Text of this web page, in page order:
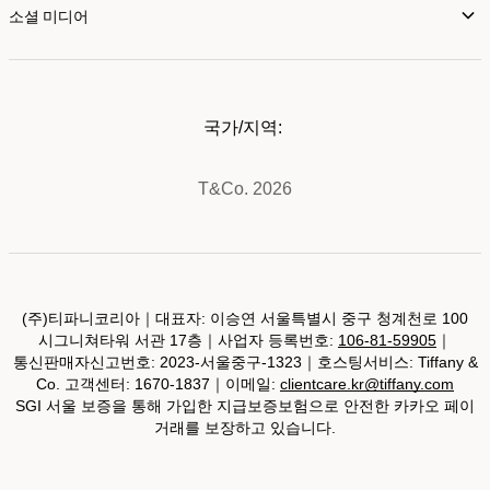
소셜 미디어
T&Co. 2026
국가/지역:
(주)티파니코리아｜대표자: 이승연 서울특별시 중구 청계천로 100
시그니쳐타워 서관 17층｜사업자 등록번호: 106-81-59905 ｜
통신판매자신고번호: 2023-서울중구-1323｜호스팅서비스: Tiffany &
Co. 고객센터: 1670-1837｜이메일: clientcare.kr@tiffany.com
SGI 서울 보증을 통해 가입한 지급보증보험으로 안전한 카카오 페이
거래를 보장하고 있습니다.